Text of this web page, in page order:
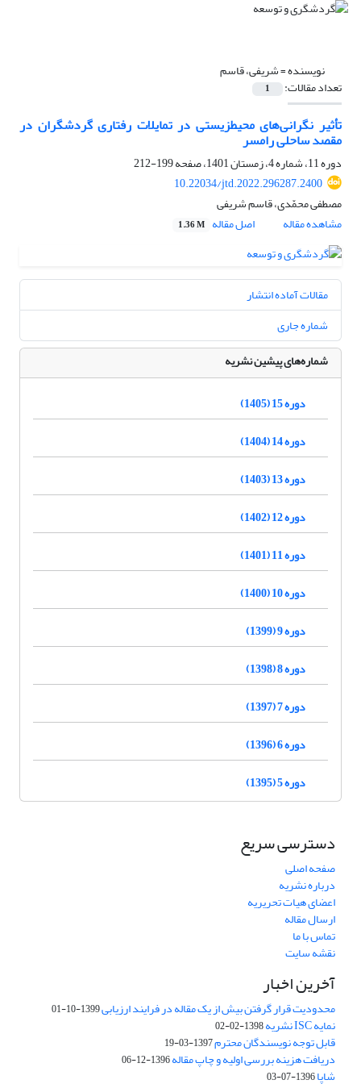
نویسنده =شریفی، قاسم
تعداد مقالات: 1
تأثیر نگرانی‌های محیط‏زیستی در تمایلات رفتاری گردشگران در
مقصد ساحلی رامسر
دوره 11، شماره 4، زمستان 1401، صفحه
199-212
10.22034/jtd.2022.296287.2400
مصطفی محمّدی، قاسم شریفی
مشاهده مقاله
اصل مقاله 1.36 M
مقالات آماده انتشار
شماره جاری
شماره‌های پیشین نشریه
دوره 15 (1405)
دوره 14 (1404)
دوره 13 (1403)
دوره 12 (1402)
دوره 11 (1401)
دوره 10 (1400)
دوره 9 (1399)
دوره 8 (1398)
دوره 7 (1397)
دوره 6 (1396)
دوره 5 (1395)
دسترسی سریع
صفحه اصلی
درباره نشریه
اعضای هیات تحریریه
ارسال مقاله
تماس با ما
نقشه سایت
آخرین اخبار
محدودیت قرار گرفتن بیش از یک مقاله در فرایند ارزیابی1399-10-01
نمایه ISC نشریه 1398-02-02
قابل توجه نویسندگان محترم1397-03-19
دریافت هزینه بررسی اولیه و چاپ مقاله1396-12-06
شاپا1396-07-03